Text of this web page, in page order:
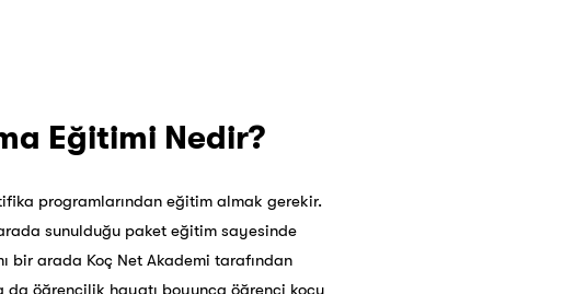
Eğitimi Nedir?
programlarından eğitim almak gerekir.
sunulduğu paket eğitim sayesinde
bir arada Koç Net Akademi tarafından
da öğrencilik hayatı boyunca öğrenci koçu